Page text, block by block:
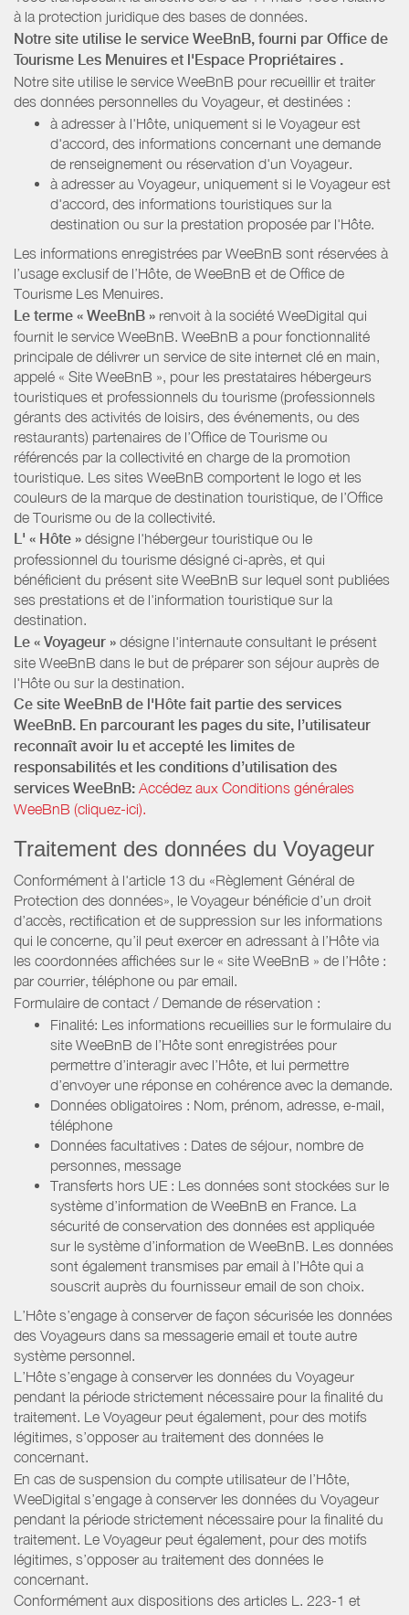
à la protection juridique des bases de données.
Notre site utilise le service WeeBnB, fourni par Office de
Tourisme Les Menuires et l'Espace Propriétaires .
Notre site utilise le service WeeBnB pour recueillir et traiter
des données personnelles du Voyageur, et destinées :
à adresser à l'Hôte, uniquement si le Voyageur est
d'accord, des informations concernant une demande
de renseignement ou réservation d'un Voyageur.
à adresser au Voyageur, uniquement si le Voyageur est
d'accord, des informations touristiques sur la
destination ou sur la prestation proposée par l'Hôte.
Les informations enregistrées par WeeBnB sont réservées à
l’usage exclusif de l’Hôte, de WeeBnB et de Office de
Tourisme Les Menuires.
Le terme « WeeBnB » renvoit à la société WeeDigital qui
fournit le service WeeBnB. WeeBnB a pour fonctionnalité
principale de délivrer un service de site internet clé en main,
appelé « Site WeeBnB », pour les prestataires hébergeurs
touristiques et professionnels du tourisme (professionnels
gérants des activités de loisirs, des événements, ou des
restaurants) partenaires de l’Office de Tourisme ou
référencés par la collectivité en charge de la promotion
touristique. Les sites WeeBnB comportent le logo et les
couleurs de la marque de destination touristique, de l’Office
de Tourisme ou de la collectivité.
L' « Hôte » désigne l'hébergeur touristique ou le
professionnel du tourisme désigné ci-après, et qui
bénéficient du présent site WeeBnB sur lequel sont publiées
ses prestations et de l'information touristique sur la
destination.
Le « Voyageur » désigne l'internaute consultant le présent
site WeeBnB dans le but de préparer son séjour auprès de
l'Hôte ou sur la destination.
Ce site WeeBnB de l'Hôte fait partie des services
WeeBnB. En parcourant les pages du site, l’utilisateur
reconnaît avoir lu et accepté les limites de
responsabilités et les conditions d’utilisation des
services WeeBnB: Accédez aux Conditions générales
WeeBnB (cliquez-ici).
Traitement des données du Voyageur
Conformément à l'article 13 du «Règlement Général de
Protection des données», le Voyageur bénéficie d’un droit
d’accès, rectification et de suppression sur les informations
qui le concerne, qu’il peut exercer en adressant à l’Hôte via
les coordonnées affichées sur le « site WeeBnB » de l’Hôte :
par courrier, téléphone ou par email.
Formulaire de contact / Demande de réservation :
Finalité: Les informations recueillies sur le formulaire du
site WeeBnB de l’Hôte sont enregistrées pour
permettre d’interagir avec l’Hôte, et lui permettre
d’envoyer une réponse en cohérence avec la demande.
Données obligatoires : Nom, prénom, adresse, e-mail,
téléphone
Données facultatives : Dates de séjour, nombre de
personnes, message
Transferts hors UE : Les données sont stockées sur le
système d’information de WeeBnB en France. La
sécurité de conservation des données est appliquée
sur le système d’information de WeeBnB. Les données
sont également transmises par email à l’Hôte qui a
souscrit auprès du fournisseur email de son choix.
L’Hôte s’engage à conserver de façon sécurisée les données
des Voyageurs dans sa messagerie email et toute autre
système personnel.
L’Hôte s’engage à conserver les données du Voyageur
pendant la période strictement nécessaire pour la finalité du
traitement. Le Voyageur peut également, pour des motifs
légitimes, s’opposer au traitement des données le
concernant.
En cas de suspension du compte utilisateur de l’Hôte,
WeeDigital s’engage à conserver les données du Voyageur
pendant la période strictement nécessaire pour la finalité du
traitement. Le Voyageur peut également, pour des motifs
légitimes, s’opposer au traitement des données le
concernant.
Conformément aux dispositions des articles L. 223-1 et